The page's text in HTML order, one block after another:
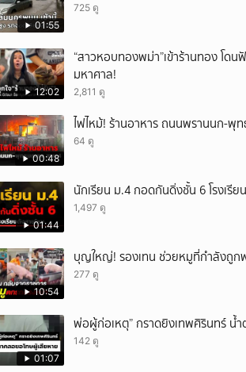
01:55
725 ดู
12:02
“สาวหอบทองพม่า”เข้าร้านทอง โด
มหาศาล!
2,811 ดู
00:48
ไฟไหม้! ร้านอาหาร ถนนพรานนก-พุ
64 ดู
01:44
นักเรียน ม.4 กอดกันดิ่งชั้น 6 โรงเรีย
1,497 ดู
10:54
บุญใหญ่! รองเทน ช่วยหมูที่กำลังถูก
277 ดู
01:07
พ่อผู้ก่อเหตุ” กราดยิงเทพศิรินทร์ น้
142 ดู